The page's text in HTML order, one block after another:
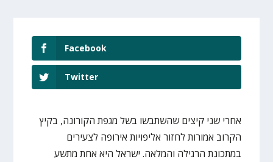
Facebook
Twitter
אחרי שני קיצים שהשתבשו בשל מגפת הקורונה, בקיץ
הקרוב אמורות לחזור אליפויות אירופה לצעירים
במתכונת הרגילה והמלאה. ישראל היא אחת מתשע